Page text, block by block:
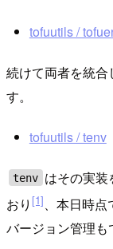
tofuutils /
続けて両者を統合
す。
tofuutils / tenv
tenv はその実装
おり [1]、本日時点
バージョン管理も